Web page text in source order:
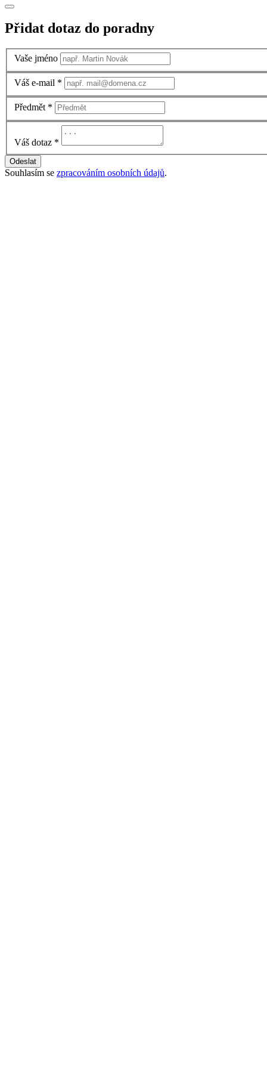
Přidat dotaz do poradny
Vaše jméno
Váš e-mail *
Předmět *
Váš dotaz *
Odeslat
Souhlasím se zpracováním osobních údajů.